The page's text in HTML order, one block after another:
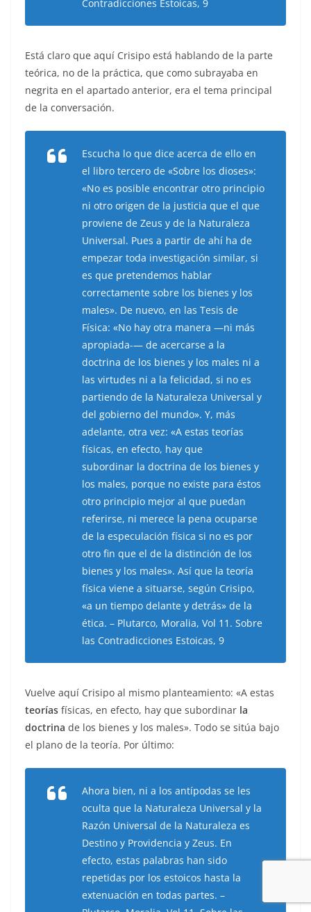
Contradicciones Estoicas, 9
Está claro que aquí Crisipo está hablando de la parte
teórica, no de la práctica, que como subrayaba en
negrita en el apartado anterior, era el tema principal
de la conversación.
Escucha lo que dice acerca de ello en
el libro tercero de «Sobre los dioses»:
«No es posible encontrar otro principio
ni otro origen de la justicia que el que
proviene de Zeus y de la Naturaleza
Universal. Pues a partir de ahí ha de
empezar toda investigación similar, si
es que pretendemos hablar
correctamente sobre los bienes y los
males». De nuevo, en las Tesis de
Física: «No hay otra manera —ni más
apropiada-— de acercarse a la
doctrina de los bienes y los males ni a
las virtudes ni a la felicidad, si no es
partiendo de la Naturaleza Universal y
del gobierno del mundo». Y, más
adelante, otra vez: «A estas teorías
físicas, en efecto, hay que
subordinar la doctrina de los bienes y
los males, porque no existe para éstos
otro principio mejor al que puedan
referirse, ni merece la pena ocuparse
de la especulación física si no es por
otro fin que el de la distinción de los
bienes y los males». Así que la teoría
física viene a situarse, según Crisipo,
«a un tiempo delante y detrás» de la
ética. – Plutarco, Moralia, Vol 11. Sobre
las Contradicciones Estoicas, 9
Vuelve aquí Crisipo al mismo planteamiento: «A estas
teorías físicas, en efecto, hay que subordinar la
doctrina de los bienes y los males». Todo se sitúa bajo
el plano de la teoría. Por último:
Ahora bien, ni a los antípodas se les
oculta que la Naturaleza Universal y la
Razón Universal de la Naturaleza es
Destino y Providencia y Zeus. En
efecto, estas palabras han sido
repetidas por los estoicos hasta la
extenuación en todas partes. –